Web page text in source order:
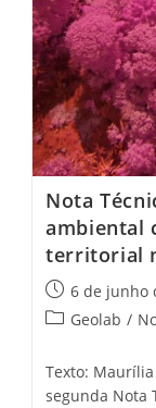
Nota
ambiental
territorial
6 de junho
Geolab /
Texto:
segunda Nota